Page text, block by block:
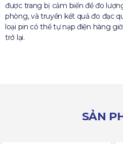
được trang bị cảm biến để đo
phòng, và truyền kết quả đo đạc
loại pin có thể tự nạp điện hàng
trở lại.
SẢN